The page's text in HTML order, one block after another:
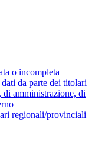
o incompleta
da parte dei titolari
amministrazione, di
regionali/provinciali